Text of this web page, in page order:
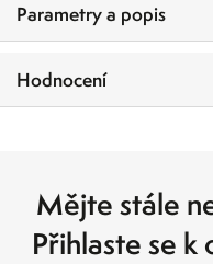
Parametry a popis
Hodnocení
Mějte stále
Přihlaste se